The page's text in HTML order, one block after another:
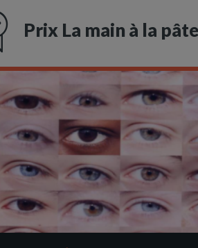
Prix La main à la pâte